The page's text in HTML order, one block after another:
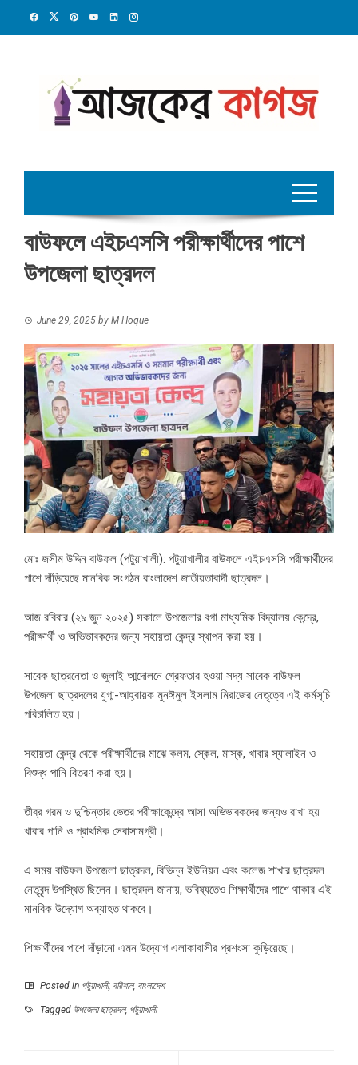
বাউফলে এইচএসসি পরীক্ষার্থীদের পাশে
উপজেলা ছাত্রদল
June 29, 2025 by M Hoque
মোঃ জসীম উদ্দিন বাউফল (পটুয়াখালী): পটুয়াখালীর বাউফলে এইচএসসি পরীক্ষার্থীদের
পাশে দাঁড়িয়েছে মানবিক সংগঠন বাংলাদেশ জাতীয়তাবাদী ছাত্রদল।‌
আজ রবিবার (২৯ জুন ২০২৫) সকালে উপজেলার বগা মাধ্যমিক বিদ্যালয় কেন্দ্রে,
পরীক্ষার্থী ও অভিভাবকদের জন্য সহায়তা কেন্দ্র স্থাপন করা হয়।
সাবেক ছাত্রনেতা ও জুলাই আন্দোলনে গ্রেফতার হওয়া সদ্য সাবেক বাউফল
উপজেলা ছাত্রদলের যুগ্ম-আহ্বায়ক মুনঈমুল ইসলাম মিরাজের নেতৃত্বে এই কর্মসূচি
পরিচালিত হয়।
সহায়তা কেন্দ্র থেকে পরীক্ষার্থীদের মাঝে কলম, স্কেল, মাস্ক, খাবার স্যালাইন ও
বিশুদ্ধ পানি বিতরণ করা হয়।
তীব্র গরম ও দুশ্চিন্তার ভেতর পরীক্ষাকেন্দ্রে আসা অভিভাবকদের জন্যও রাখা হয়
খাবার পানি ও প্রাথমিক সেবাসামগ্রী।
এ সময় বাউফল উপজেলা ছাত্রদল, বিভিন্ন ইউনিয়ন এবং কলেজ শাখার ছাত্রদল
নেতৃবৃন্দ উপস্থিত ছিলেন। ছাত্রদল জানায়, ভবিষ্যতেও শিক্ষার্থীদের পাশে থাকার এই
মানবিক উদ্যোগ অব্যাহত থাকবে।
শিক্ষার্থীদের পাশে দাঁড়ানো এমন উদ্যোগ এলাকাবাসীর প্রশংসা কুড়িয়েছে।
Posted in পটুয়াখালী, বরিশাল, বাংলাদেশ
Tagged উপজেলা ছাত্রদল, পটুয়াখালী